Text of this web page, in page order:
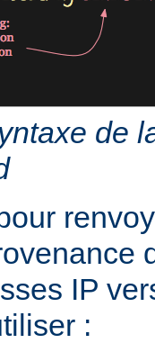
de
IP
: